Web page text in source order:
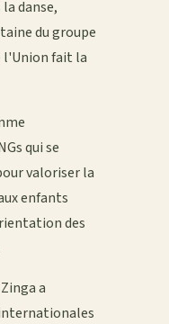
danse,
du groupe
l'Union fait la
qui se
valoriser la
enfants
des
a